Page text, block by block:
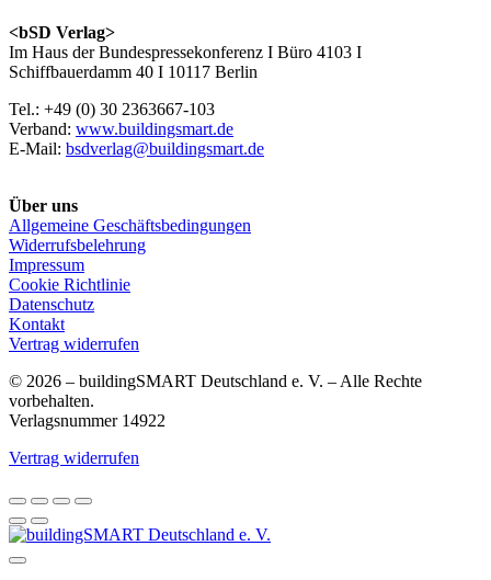
<bSD Verlag>
Im Haus der Bundespressekonferenz I Büro 4103 I
Schiffbauerdamm 40 I 10117 Berlin
Tel.: +49 (0) 30 2363667-103
Verband: www.buildingsmart.de
E-Mail: bsdverlag@buildingsmart.de
Über uns
Allgemeine Geschäftsbedingungen
Widerrufsbelehrung
Impressum
Cookie Richtlinie
Datenschutz
Kontakt
Vertrag widerrufen
© 2026 – buildingSMART Deutschland e. V. – Alle Rechte
vorbehalten.
Verlagsnummer 14922
Vertrag widerrufen